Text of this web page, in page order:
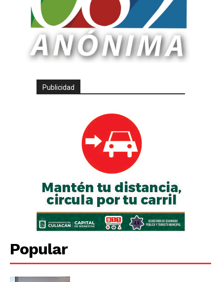
Publicidad
Popular